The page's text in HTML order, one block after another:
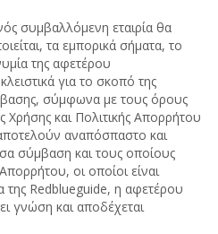
συμβαλλόμενη εταιρία θα
τα εμπορικά σήματα, το
της αφετέρου
για το σκοπό της
σύμφωνα με τους όρους
και Πολιτικής Απορρήτου
αναπόσπαστο και
σύμβαση και τους οποίους
οι οποίοι είναι
της Redblueguide, η αφετέρου
γνώση και αποδέχεται